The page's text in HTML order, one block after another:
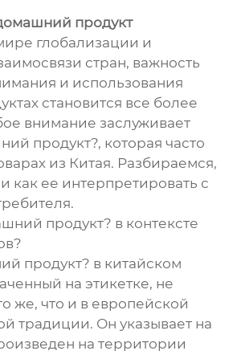
продукт
глобализации и
стран, важность
и использования
становится все более
внимание заслуживает
продукт?, которая часто
из Китая. Разбираемся,
как ее интерпретировать с
продукт? в контексте
продукт? в китайском
на этикетке, не
же, что и в европейской
традиции. Он указывает на
на территории